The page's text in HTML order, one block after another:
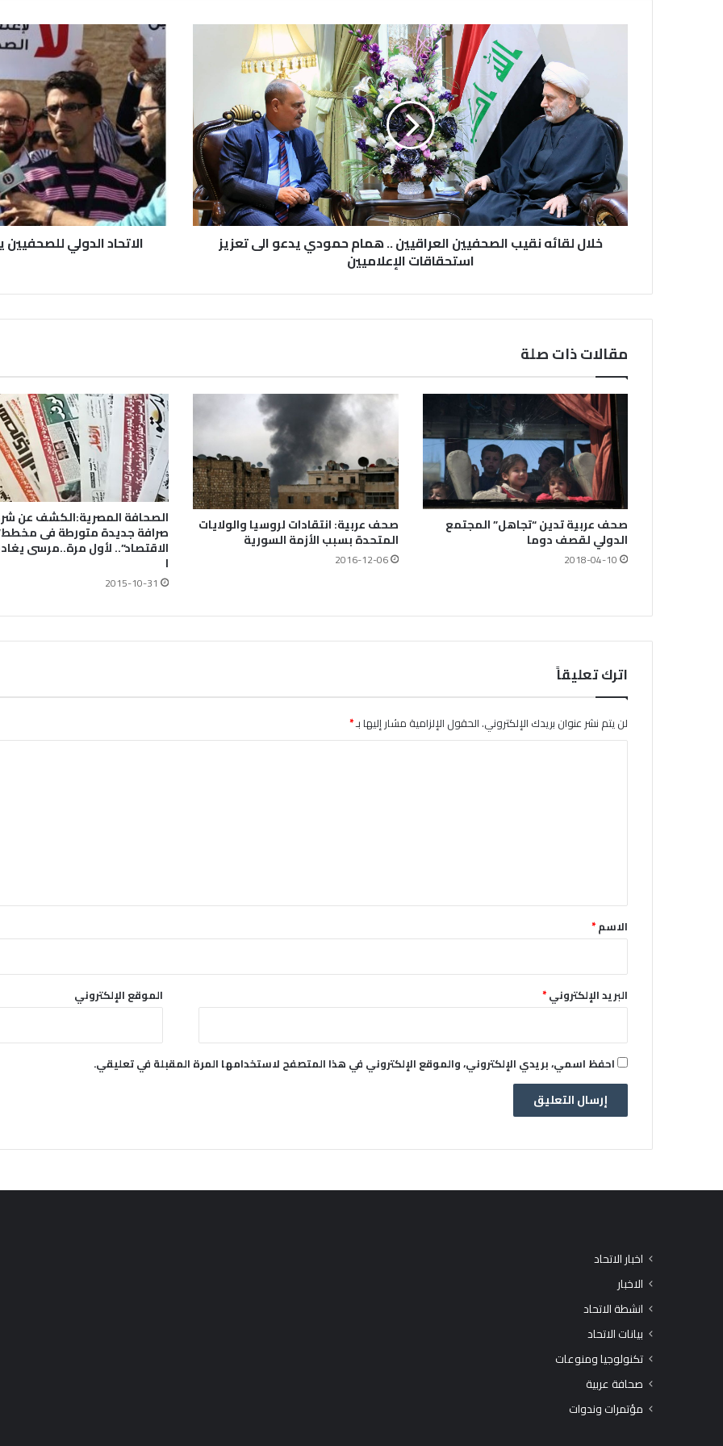
خلال لقائه نقيب الصحفيين العراقيين .. همام حمودي يدعو الى تعزيز
استحقاقات الإعلاميين
الاتحاد الدولي
مقالات ذات صلة
صحف عربية تدين “تجاهل” المجتمع
الدولي لقصف دوما
2018-04-10
صحف عربية: انتقادات لروسيا والولايات
المتحدة بسبب الأزمة السورية
2016-12-06
الصحافة المصرية:الكشف عن
صرافة جديدة متورطة فى
الاقتصاد”.. لأول مرة..مرسى
ا
2015-10-31
اترك تعليقاً
لن يتم نشر عنوان بريدك الإلكتروني.الحقول الإلزامية مشار إليها بـ*
*الاسم*
البريد الإلكتروني* الموقع الإلكتروني
احفظ اسمي، بريدي الإلكتروني، والموقع الإلكتروني في هذا المتصفح لاستخدامها المرة المقبلة في تعليقي.
اخبار الاتحاد
الاخبار
انشطة الاتحاد
بيانات الاتحاد
تكنولوجيا ومنوعات
صحافة عربية
مؤتمرات وندوات